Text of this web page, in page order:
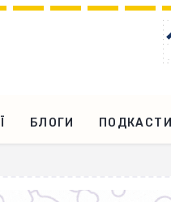
БЛОГИ ПОДКАСТИ